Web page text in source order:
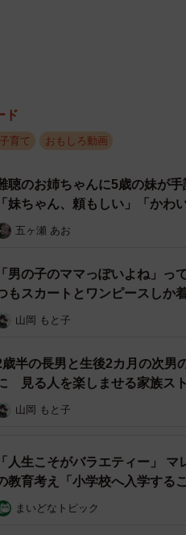
ド
子育て おもしろ動画
聴のお姉ちゃんに5歳の妹が
「妹ちゃん、頼もしい」「かわ
五ヶ瀬 あお
「男の子のママっぽいよね」
もスカートとワンピースし
山岡 もと子
歳半の長男と生後2カ月の次
見る人を楽しませる家族ス
山岡 もと子
「人生こそがバラエティー」
教育考え「小学校へ入学する
まいどなトピック